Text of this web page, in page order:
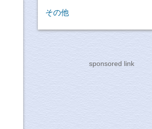
その他
sponsored link